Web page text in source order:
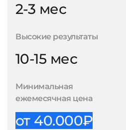
2-3 мес
Высокие результаты
10-15 мес
Минимальная
ежемесячная цена
от 40.000₽